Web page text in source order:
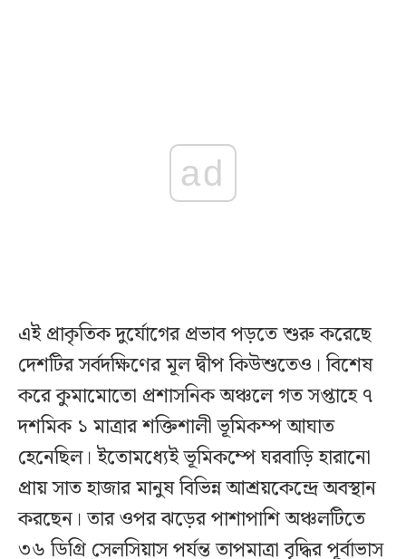
ad
এই প্রাকৃতিক দুর্যোগের প্রভাব পড়তে শুরু করেছে
দেশটির সর্বদক্ষিণের মূল দ্বীপ কিউশুতেও। বিশেষ
করে কুমামোতো প্রশাসনিক অঞ্চলে গত সপ্তাহে ৭
দশমিক ১ মাত্রার শক্তিশালী ভূমিকম্প আঘাত
হেনেছিল। ইতোমধ্যেই ভূমিকম্পে ঘরবাড়ি হারানো
প্রায় সাত হাজার মানুষ বিভিন্ন আশ্রয়কেন্দ্রে অবস্থান
করছেন। তার ওপর ঝড়ের পাশাপাশি অঞ্চলটিতে
৩৬ ডিগ্রি সেলসিয়াস পর্যন্ত তাপমাত্রা বৃদ্ধির পূর্বাভাস